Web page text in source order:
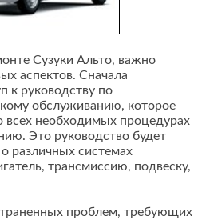
Сузуки Альто, важно
аспектов. Сначала
к руководству по
обслуживанию, которое
необходимых процедурах
Это руководство будет
различных системах
трансмиссию, подвеску,
проблем, требующих